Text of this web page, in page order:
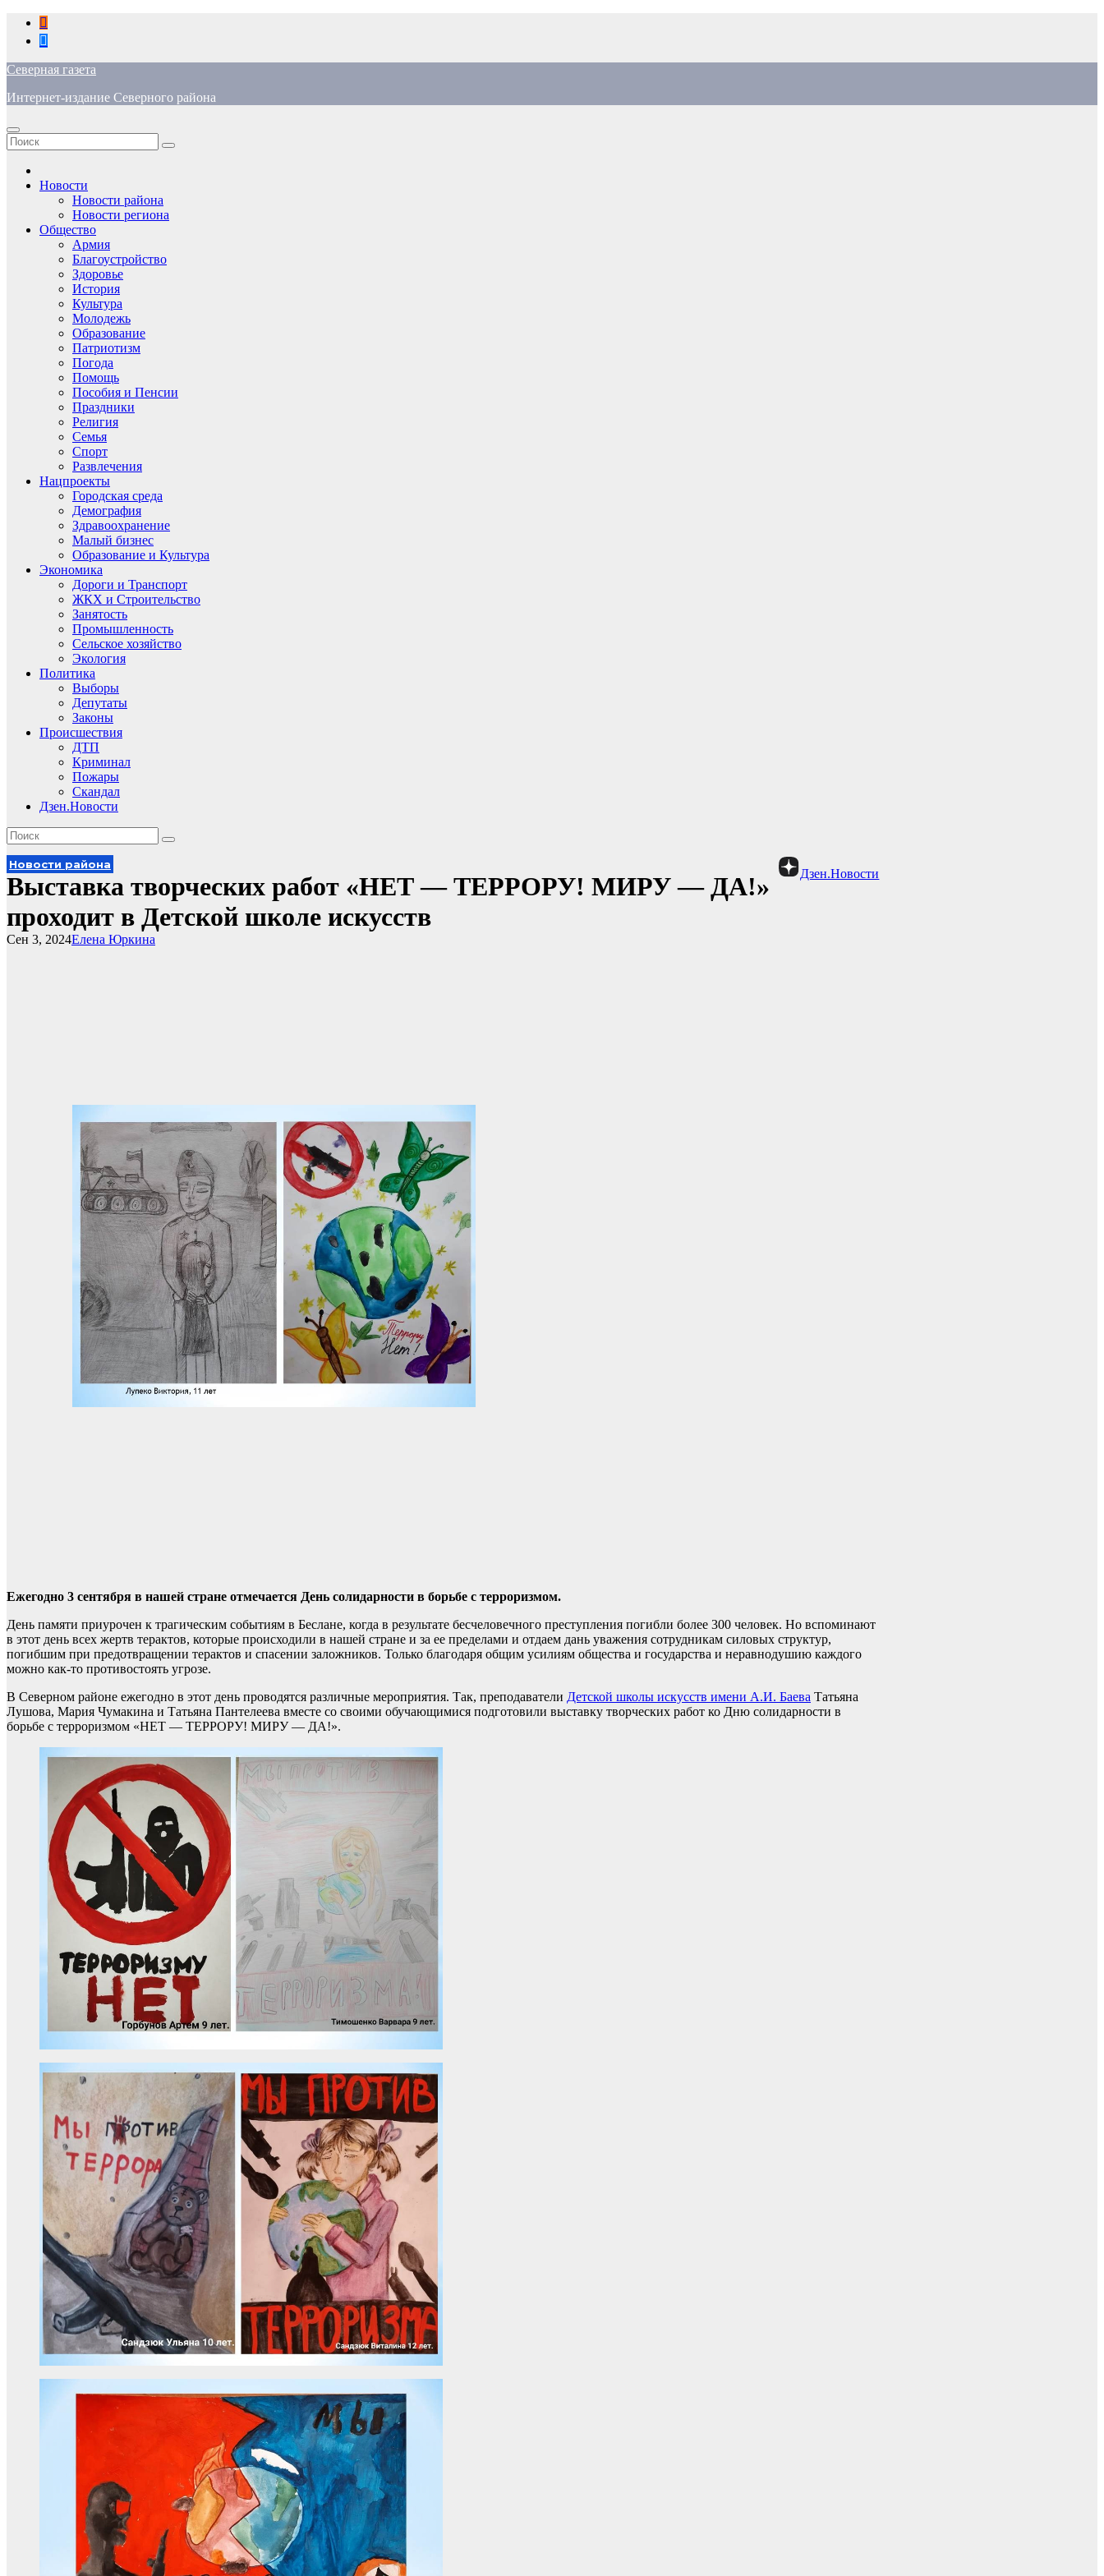
Перейти
содержимому
Северная газета
Интернет-издание Северного района
Новости
Новости района
Новости региона
Общество
Армия
Благоустройство
Здоровье
История
Культура
Молодежь
Образование
Патриотизм
Погода
Помощь
Пособия и Пенсии
Праздники
Религия
Семья
Спорт
Развлечения
Нацпроекты
Городская среда
Демография
Здравоохранение
Малый бизнес
Образование и Культура
Экономика
Дороги и Транспорт
ЖКХ и Строительство
Занятость
Промышленность
Сельское хозяйство
Экология
Политика
Выборы
Депутаты
Законы
Происшествия
ДТП
Криминал
Пожары
Скандал
Дзен.Новости
Дзен.Новости
Новости района
Выставка творческих работ «НЕТ — ТЕРРОРУ! МИРУ — ДА!»
проходит в Детской школе искусств
Елена Юркина
Сен 3, 2024
Ежегодно 3 сентября в нашей стране отмечается День солидарности в борьбе с терроризмом.
День памяти приурочен к трагическим событиям в Беслане, когда в результате бесчеловечного преступления погибли более 300 человек. Но вспоминают
в этот день всех жертв терактов, которые происходили в нашей стране и за ее пределами и отдаем дань уважения сотрудникам силовых структур,
погибшим при предотвращении терактов и спасении заложников. Только благодаря общим усилиям общества и государства и неравнодушию каждого
можно как-то противостоять угрозе.
В Северном районе ежегодно в этот день проводятся различные мероприятия. Так, преподаватели Детской школы искусств имени А.И. Баева Татьяна
Лушова, Мария Чумакина и Татьяна Пантелеева вместе со своими обучающимися подготовили выставку творческих работ ко Дню солидарности в
борьбе с терроризмом «НЕТ — ТЕРРОРУ! МИРУ — ДА!».